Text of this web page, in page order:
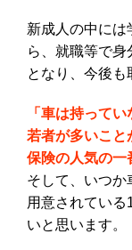
新成人の中には
ら、就職等で
となり、今後も
「車は持って
若者が多いこと
保険の人気の一
そして、いつか
用意されている
いと思います。